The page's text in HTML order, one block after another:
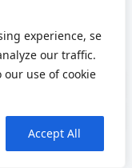
experience, se
our traffic.
our use of cookie
Accept All